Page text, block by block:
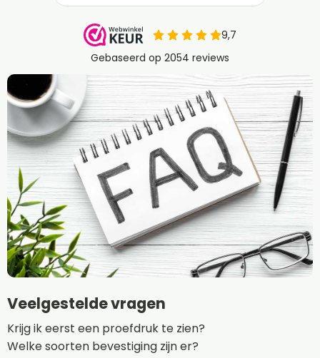
Veelgestelde vragen
Krijg ik eerst een proefdruk te zien?
Welke soorten bevestiging zijn er?